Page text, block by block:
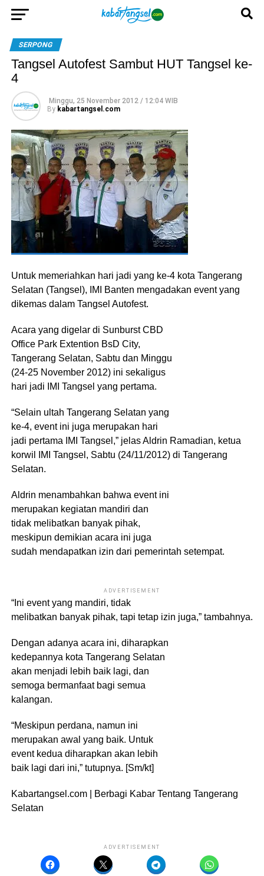
SERPONG
Tangsel Autofest Sambut HUT Tangsel ke-
4
Minggu, 25 November 2012 / 12:04 WIB
By kabartangsel.com
Untuk memeriahkan hari jadi yang ke-4 kota Tangerang
Selatan (Tangsel), IMI Banten mengadakan event yang
dikemas dalam Tangsel Autofest.
Acara yang digelar di Sunburst CBD
Office Park Extention BsD City,
Tangerang Selatan, Sabtu dan Minggu
(24-25 November 2012) ini sekaligus
hari jadi IMI Tangsel yang pertama.
“Selain ultah Tangerang Selatan yang
ke-4, event ini juga merupakan hari
jadi pertama IMI Tangsel,” jelas Aldrin Ramadian, ketua
korwil IMI Tangsel, Sabtu (24/11/2012) di Tangerang
Selatan.
Aldrin menambahkan bahwa event ini
merupakan kegiatan mandiri dan
tidak melibatkan banyak pihak,
meskipun demikian acara ini juga
sudah mendapatkan izin dari pemerintah setempat.
ADVERTISEMENT
“Ini event yang mandiri, tidak
melibatkan banyak pihak, tapi tetap izin juga,” tambahnya.
Dengan adanya acara ini, diharapkan
kedepannya kota Tangerang Selatan
akan menjadi lebih baik lagi, dan
semoga bermanfaat bagi semua
kalangan.
“Meskipun perdana, namun ini
merupakan awal yang baik. Untuk
event kedua diharapkan akan lebih
baik lagi dari ini,” tutupnya. [Sm/kt]
Kabartangsel.com | Berbagi Kabar Tentang Tangerang
Selatan
ADVERTISEMENT